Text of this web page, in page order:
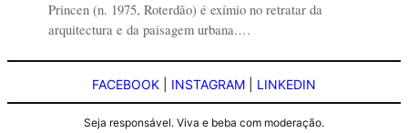
Princen (n. 1975, Roterdão) é exímio no retratar da
arquitectura e da paisagem urbana.…
FACEBOOK INSTAGRAM LINKEDIN
Seja responsável. Viva e beba com moderação.